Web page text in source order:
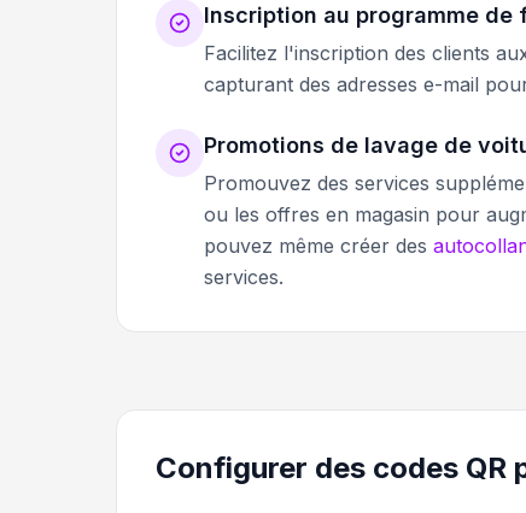
Inscription au programme de
Facilitez l'inscription des clients
capturant des adresses e-mail
Promotions de lavage de
Promouvez des services
ou les offres en magasin pour
pouvez même créer des
services.
Configurer des codes